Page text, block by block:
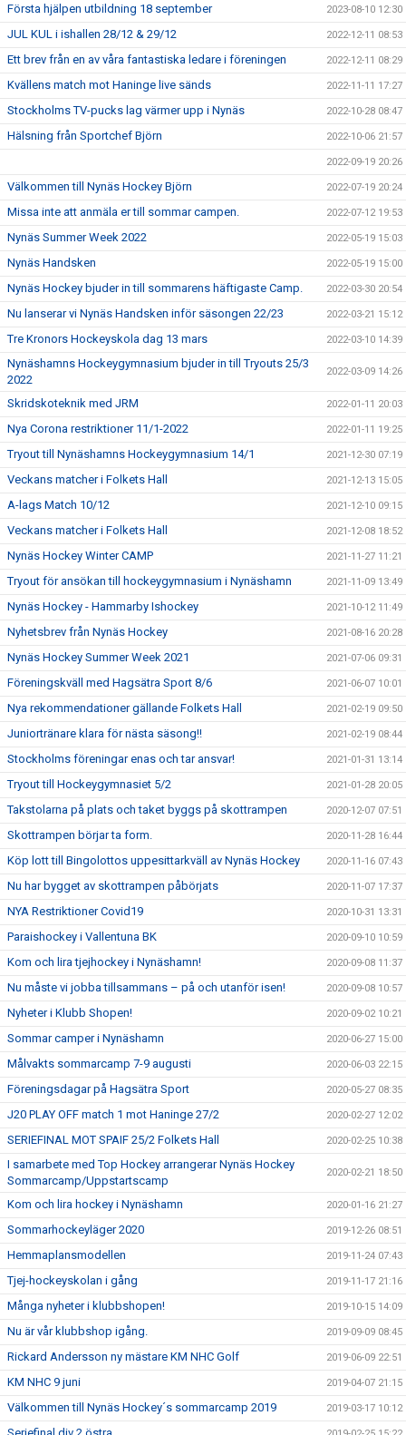
Första hjälpen utbildning 18 september 2023-08-10 12:30
JUL KUL i ishallen 28/12 & 29/12 2022-12-11 08:53
Ett brev från en av våra fantastiska ledare i föreningen 2022-12-11 08:29
Kvällens match mot Haninge live sänds 2022-11-11 17:27
Stockholms TV-pucks lag värmer upp i Nynäs 2022-10-28 08:47
Hälsning från Sportchef Björn 2022-10-06 21:57
2022-09-19 20:26
Välkommen till Nynäs Hockey Björn 2022-07-19 20:24
Missa inte att anmäla er till sommar campen. 2022-07-12 19:53
Nynäs Summer Week 2022 2022-05-19 15:03
Nynäs Handsken 2022-05-19 15:00
Nynäs Hockey bjuder in till sommarens häftigaste Camp. 2022-03-30 20:54
Nu lanserar vi Nynäs Handsken inför säsongen 22/23 2022-03-21 15:12
Tre Kronors Hockeyskola dag 13 mars 2022-03-10 14:39
Nynäshamns Hockeygymnasium bjuder in till Tryouts 25/3
2022
2022-03-09 14:26
Skridskoteknik med JRM 2022-01-11 20:03
Nya Corona restriktioner 11/1-2022 2022-01-11 19:25
Tryout till Nynäshamns Hockeygymnasium 14/1 2021-12-30 07:19
Veckans matcher i Folkets Hall 2021-12-13 15:05
A-lags Match 10/12 2021-12-10 09:15
Veckans matcher i Folkets Hall 2021-12-08 18:52
Nynäs Hockey Winter CAMP 2021-11-27 11:21
Tryout för ansökan till hockeygymnasium i Nynäshamn 2021-11-09 13:49
Nynäs Hockey - Hammarby Ishockey 2021-10-12 11:49
Nyhetsbrev från Nynäs Hockey 2021-08-16 20:28
Nynäs Hockey Summer Week 2021 2021-07-06 09:31
Föreningskväll med Hagsätra Sport 8/6 2021-06-07 10:01
Nya rekommendationer gällande Folkets Hall 2021-02-19 09:50
Juniortränare klara för nästa säsong!! 2021-02-19 08:44
Stockholms föreningar enas och tar ansvar! 2021-01-31 13:14
Tryout till Hockeygymnasiet 5/2 2021-01-28 20:05
Takstolarna på plats och taket byggs på skottrampen 2020-12-07 07:51
Skottrampen börjar ta form. 2020-11-28 16:44
Köp lott till Bingolottos uppesittarkväll av Nynäs Hockey 2020-11-16 07:43
Nu har bygget av skottrampen påbörjats 2020-11-07 17:37
NYA Restriktioner Covid19 2020-10-31 13:31
Paraishockey i Vallentuna BK 2020-09-10 10:59
Kom och lira tjejhockey i Nynäshamn! 2020-09-08 11:37
Nu måste vi jobba tillsammans – på och utanför isen! 2020-09-08 10:57
Nyheter i Klubb Shopen! 2020-09-02 10:21
Sommar camper i Nynäshamn 2020-06-27 15:00
Målvakts sommarcamp 7-9 augusti 2020-06-03 22:15
Föreningsdagar på Hagsätra Sport 2020-05-27 08:35
J20 PLAY OFF match 1 mot Haninge 27/2 2020-02-27 12:02
SERIEFINAL MOT SPAIF 25/2 Folkets Hall 2020-02-25 10:38
I samarbete med Top Hockey arrangerar Nynäs Hockey
Sommarcamp/Uppstartscamp
2020-02-21 18:50
Kom och lira hockey i Nynäshamn 2020-01-16 21:27
Sommarhockeyläger 2020 2019-12-26 08:51
Hemmaplansmodellen 2019-11-24 07:43
Tjej-hockeyskolan i gång 2019-11-17 21:16
Många nyheter i klubbshopen! 2019-10-15 14:09
Nu är vår klubbshop igång. 2019-09-09 08:45
Rickard Andersson ny mästare KM NHC Golf 2019-06-09 22:51
KM NHC 9 juni 2019-04-07 21:15
Välkommen till Nynäs Hockey´s sommarcamp 2019 2019-03-17 10:12
Seriefinal div 2 östra